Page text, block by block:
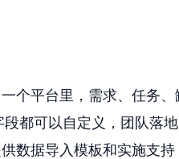
个平台里，需求、任务
都可以自定义，团队落
数据导入模板和实施支